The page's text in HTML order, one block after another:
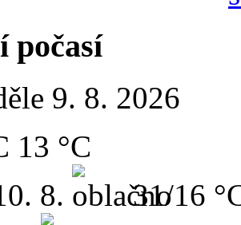
počasí
9. 8. 2026
13 °C
8.
31/16